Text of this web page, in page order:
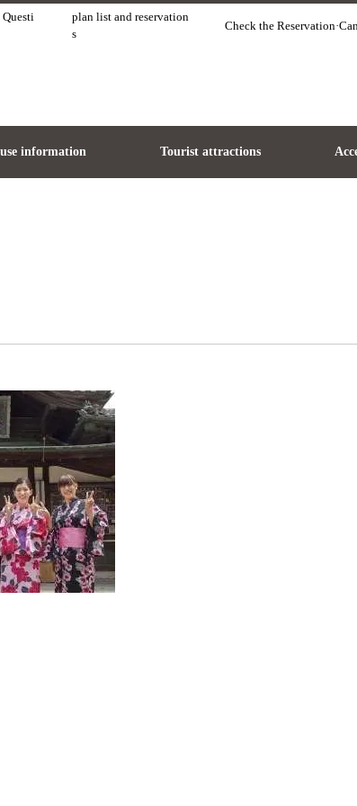
plan list and reservation
s
Check the
information Tourist attractions